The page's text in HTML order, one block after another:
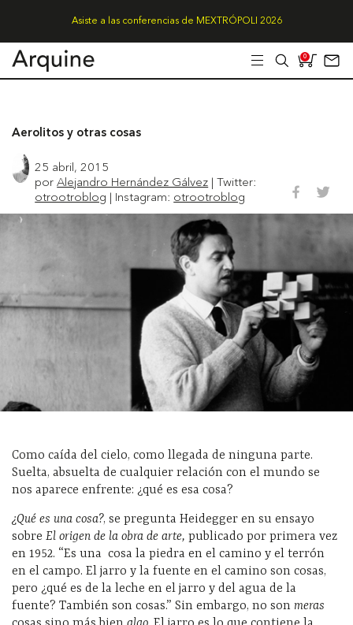
Asiste a las conferencias de MEXTRÓPOLI 2026
0
Aerolitos y otras cosas
25 abril, 2015
porAlejandro Hernández Gálvez | Twitter:
otrootroblog | Instagram: otrootroblog
Como caída del cielo, como llegada de ninguna parte.
Suelta, absuelta de cualquier relación con el mundo se
nos aparece enfrente: ¿qué es esa cosa?
¿Qué es una cosa?, se pregunta Heidegger en su ensayo
sobre El origen de la obra de arte, publicado por primera vez
en 1952. “Es una cosa la piedra en el camino y el terrón
en el campo. El jarro y la fuente en el camino son cosas,
pero ¿qué es de la leche en el jarro y del agua de la
fuente? También son cosas.” Sin embargo, no son meras